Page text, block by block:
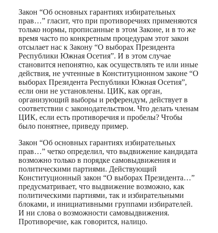
Закон “Об основных гарантиях избирательных
прав…” гласит, что при противоречиях применяются
только нормы, прописанные в этом Законе, и в то же
время часто по конкретным процедурам этот закон
отсылает нас к Закону “О выборах Президента
Республики Южная Осетия”. И в этом случае
становится непонятно, как осуществлять те или иные
действия, не учтенные в Конституционном законе “О
выборах Президента Республики Южная Осетия”,
если они не установлены. ЦИК, как орган,
организующий выборы и референдум, действует в
соответствии с законодательством. Что делать членам
ЦИК, если есть противоречия и пробелы? Чтобы
было понятнее, приведу пример.
Закон “Об основных гарантиях избирательных
прав…” четко определил, что выдвижение кандидата
возможно только в порядке самовыдвижения и
политическими партиями. Действующий
Конституционный закон “О выборах Президента…”
предусматривает, что выдвижение возможно, как
политическими партиями, так и избирательными
блоками, и инициативными группами избирателей.
И ни слова о возможности самовыдвижения.
Противоречие, как говорится, налицо.